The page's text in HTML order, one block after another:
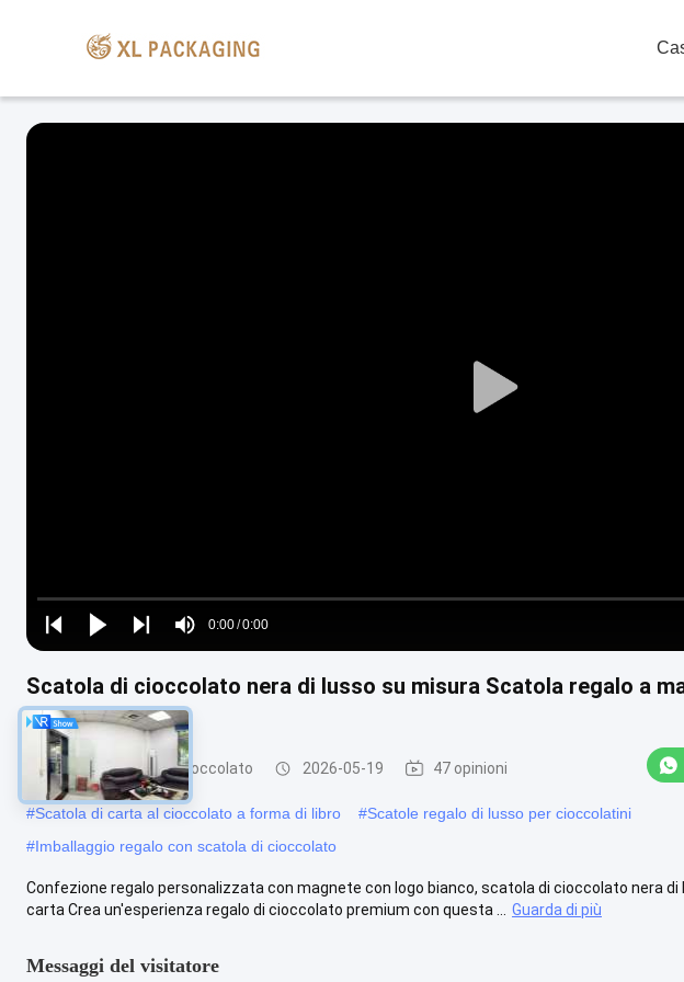
Play
Play
Play
Play
Mute
Time
0:00/0:00
Loaded:
0%
Scatola di cioccolato nera di lusso su misura Scatola regalo a
divisori di carta
Scatola di carta al cioccolato 2026-05-19 47 opinioni
#Scatola di carta al cioccolato a forma di libro #Scatole regalo di lusso per cioccolatini
#Imballaggio regalo con scatola di cioccolato
Confezione regalo personalizzata con magnete con logo bianco, scatola di cioccolato nera
carta Crea un'esperienza regalo di cioccolato premium con questa ...
Guarda di più
Messaggi del visitatore